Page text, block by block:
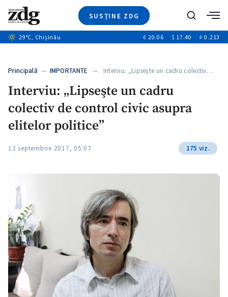
SUSȚINE ZDG
Ştiri
+4
Video
Special
Caută
29°C, Chișinău € 20.06 $ 17.40 ₽ 0.213
Principală — IMPORTANTE — Interviu: „Lipseşte un cadru colectiv…
Interviu: „Lipseşte un cadru
colectiv de control civic asupra
elitelor politice”
12 septembrie 2017, 05:07 175 viz.